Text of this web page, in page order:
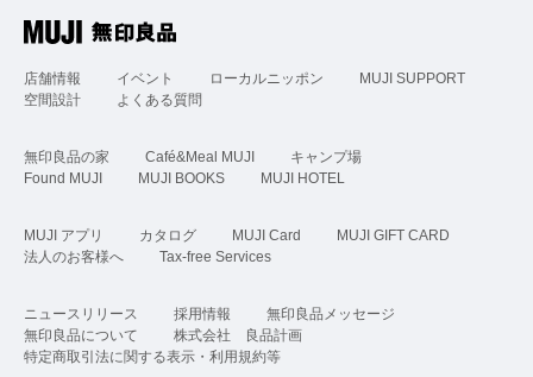
店舗情報 イベント ローカルニッポン
MUJI SUPPORT
空間設計
よくある質問
無印良品の家 Café&Meal MUJI
キャンプ場
Found MUJI
MUJI BOOKS MUJI HOTEL
MUJI アプリ カタログ MUJI Card
MUJI GIFT CARD
法人のお客様へ
Tax-free Services
ニュースリリース 採用情報
無印良品メッセージ
無印良品について
株式会社 良品計画
特定商取引法に関する表示・利用規約等